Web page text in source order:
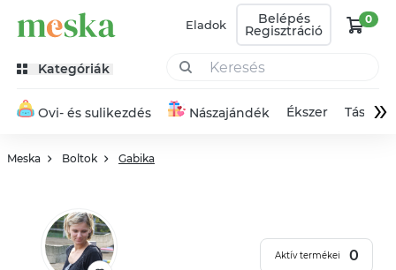
Eladok Belépés
Regisztráció
0
Kategóriák
Ovi- és sulikezdés Nászajándék Ékszer Táska»
Meska Boltok Gabika
Aktív termékei 0